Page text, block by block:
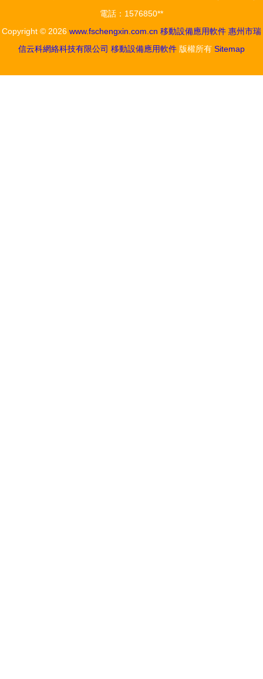
電話：1576850**
Copyright © 2026 www.fschengxin.com.cn 移動設備應用軟件 惠州市瑞
信云科網絡科技有限公司 移動設備應用軟件 版權所有 Sitemap